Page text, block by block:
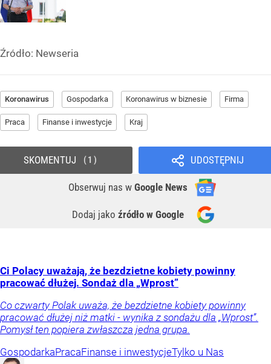
Źródło: Newseria
Koronawirus Gospodarka Koronawirus w biznesie Firma
Praca Finanse i inwestycje Kraj
UDOSTĘPNIJ
Obserwuj nas w Google News
Dodaj jako źródło w Google
SKOMENTUJ 1
Ci Polacy uważają, że bezdzietne kobiety powinny
pracować dłużej. Sondaż dla „Wprost”
Co czwarty Polak uważa, że bezdzietne kobiety powinny
pracować dłużej niż matki - wynika z sondażu dla „Wprost”.
Pomysł ten popiera zwłaszcza jedna grupa.
GospodarkaPracaFinanse i inwestycjeTylko u Nas